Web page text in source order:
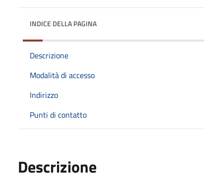
INDICE DELLA PAGINA
Descrizione
Modalità di accesso
Indirizzo
Punti di contatto
Descrizione